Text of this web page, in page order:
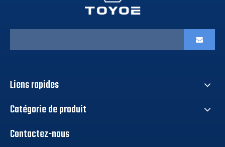
Liens rapides
Catégorie de produit
Contactez-nous